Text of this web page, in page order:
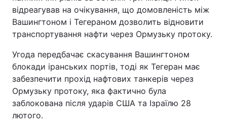
відреагував на очікування, що домовленість між
Вашингтоном і Тегераном дозволить відновити
транспортування нафти через Ормузьку протоку.
Угода передбачає скасування Вашингтоном
блокади іранських портів, тоді як Тегеран має
забезпечити прохід нафтових танкерів через
Ормузьку протоку, яка фактично була
заблокована після ударів США та Ізраїлю 28
лютого.